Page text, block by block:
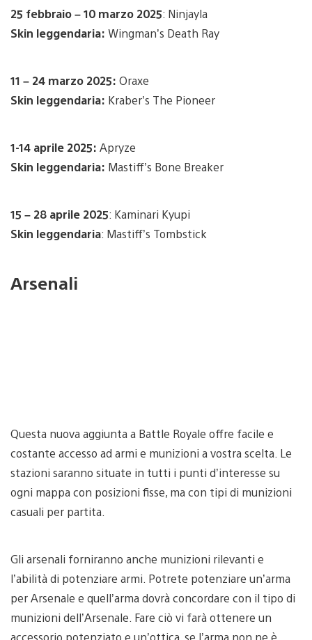
25 febbraio – 10 marzo 2025: Ninjayla
Skin leggendaria: Wingman’s Death Ray
11 – 24 marzo 2025: Oraxe
Skin leggendaria: Kraber’s The Pioneer
1-14 aprile 2025: Apryze
Skin leggendaria: Mastiff’s Bone Breaker
15 – 28 aprile 2025: Kaminari Kyupi
Skin leggendaria: Mastiff’s Tombstick
Arsenali
Questa nuova aggiunta a Battle Royale offre facile e
costante accesso ad armi e munizioni a vostra scelta. Le
stazioni saranno situate in tutti i punti d’interesse su
ogni mappa con posizioni fisse, ma con tipi di munizioni
casuali per partita.
Gli arsenali forniranno anche munizioni rilevanti e
l’abilità di potenziare armi. Potrete potenziare un’arma
per Arsenale e quell’arma dovrà concordare con il tipo di
munizioni dell’Arsenale. Fare ciò vi farà ottenere un